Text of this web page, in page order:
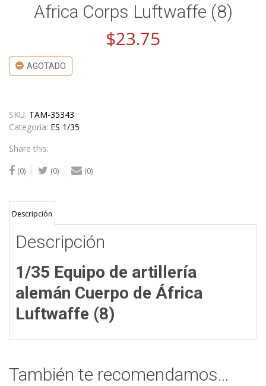
Africa Corps Luftwaffe (8)
$23.75
AGOTADO
SKU: TAM-35343
Categoría: ES 1/35
Share this:
(0) (0) (0)
Descripción
Descripción
1/35 Equipo de artillería
alemán Cuerpo de África
Luftwaffe (8)
También te recomendamos…